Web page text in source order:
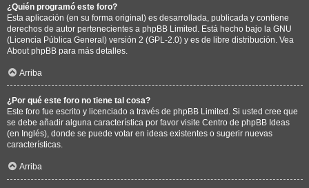
¿Quién programó este foro?
Esta aplicación (en su forma original) es desarrollada, publicada y contiene
derechos de autor pertenecientes a phpBB Limited . Está hecho bajo la GNU
(Licencia Pública General) versión 2 (GPL-2.0) y es de libre distribución. Vea
About phpBB para más detalles.
Arriba
¿Por qué este foro no tiene tal cosa?
Este foro fue escrito y licenciado a través de phpBB Limited. Si usted cree que
se debe añadir alguna característica por favor visite Centro de phpBB Ideas
(en Inglés), donde se puede votar en ideas existentes o sugerir nuevas
características.
Arriba